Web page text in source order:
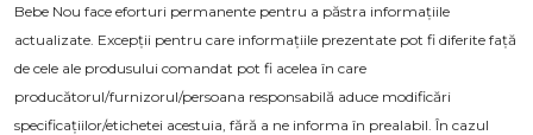
Bebe Nou face eforturi permanente pentru a păstra informațiile
actualizate. Excepții pentru care informațiile prezentate pot fi diferite față
de cele ale produsului comandat pot fi acelea în care
producătorul/furnizorul/persoana responsabilă aduce modificări
specificațiilor/etichetei acestuia, fără a ne informa în prealabil. În cazul